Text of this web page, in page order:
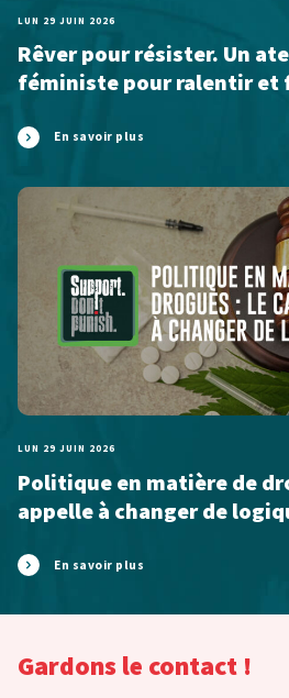
LUN 29 JUIN 2026
Rêver pour résister. Un
féministe pour ralentir et
En savoir plus
LUN 29 JUIN 2026
Politique en matière de
appelle à changer de
En savoir plus
Gardons le contact !